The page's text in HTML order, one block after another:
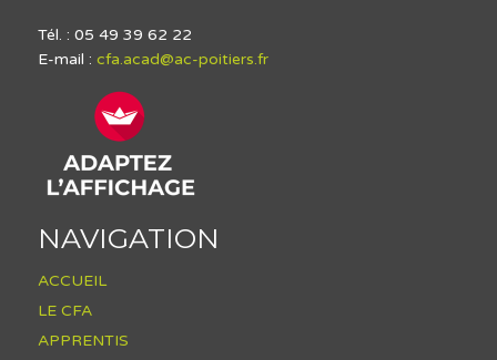
Tél. : 05 49 39 62 22
E-mail : cfa.acad@ac-poitiers.fr
NAVIGATION
ACCUEIL
LE CFA
APPRENTIS